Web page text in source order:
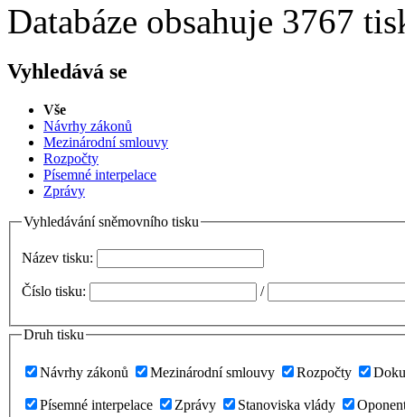
Databáze obsahuje 3767
Vyhledává se
Vše
Návrhy zákonů
Mezinárodní smlouvy
Rozpočty
Písemné interpelace
Zprávy
Vyhledávání sněmovního tisku
Název tisku:
Číslo tisku: /
Druh tisku
Návrhy zákonů Mezinárodní smlouvy Rozpočty
Písemné interpelace Zprávy Stanoviska vlády